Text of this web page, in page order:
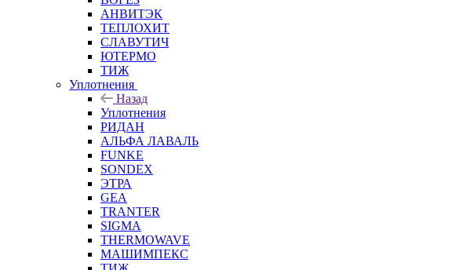
АНВИТЭК
ТЕПЛОХИТ
СЛАВУТИЧ
ЮТЕРМО
ТИЖ
Уплотнения
Назад
Уплотнения
РИДАН
АЛЬФА ЛАВАЛЬ
FUNKE
SONDEX
ЭТРА
GEA
TRANTER
SIGMA
THERMOWAVE
МАШИМПЕКС